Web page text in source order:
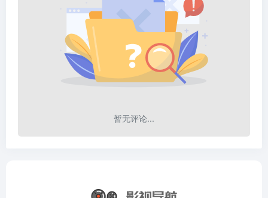
暂无评论...